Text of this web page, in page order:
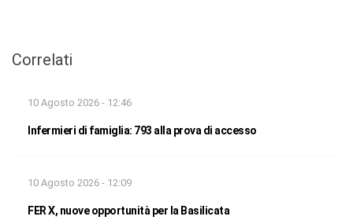
Correlati
10 Agosto 2026 - 12:46
Infermieri di famiglia: 793 alla prova di accesso
10 Agosto 2026 - 12:09
FER X, nuove opportunità per la Basilicata